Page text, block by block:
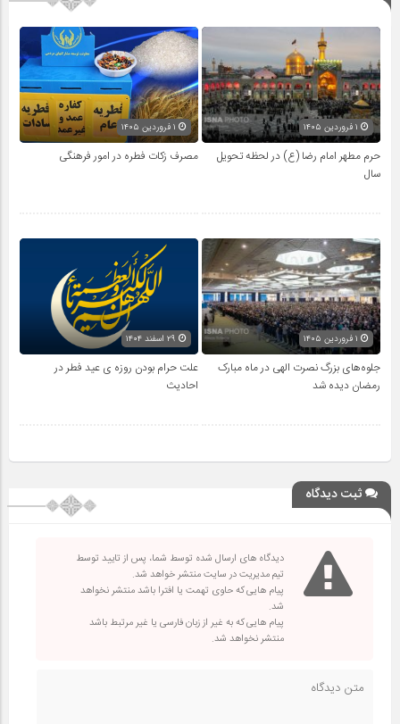
حرم مطهر امام رضا (ع) در لحظه تحویل
سال
مصرف زکات فطره در امور فرهنگی
جلوه‌های بزرگ نصرت الهی در ماه مبارک
رمضان دیده شد
علت حرام بودن روزه ی عید فطر در
احادیث
ثبت دیدگاه
دیدگاه های ارسال شده توسط شما، پس از تایید توسط
تیم مدیریت در سایت منتشر خواهد شد.
پیام هایی که حاوی تهمت یا افترا باشد منتشر نخواهد
شد.
پیام هایی که به غیر از زبان فارسی یا غیر مرتبط باشد
منتشر نخواهد شد.